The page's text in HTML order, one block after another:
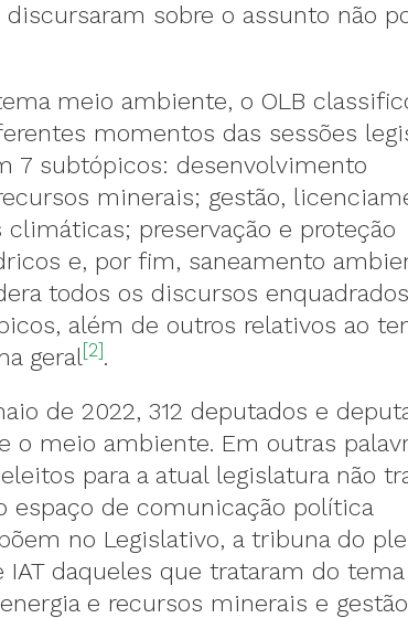
sobre o assunto não
meio ambiente, o OLB
momentos das sessões
7 subtópicos: desenvolvimento
minerais; gestão,
preservação e proteção
e, por fim, saneamento
todos os discursos
além de outros relativos ao
geral[2].
de 2022, 312 deputados e
o meio ambiente. Em outras
para a atual legislatura não
espaço de comunicação política
no Legislativo, a tribuna do
daqueles que trataram do tema
e recursos minerais e